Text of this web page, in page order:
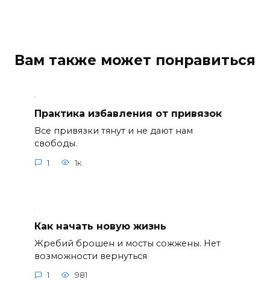
Вам также может понравиться
Практика избавления от привязок
Все привязки тянут и не дают нам
свободы.
1 1к.
Как начать новую жизнь
Жребий брошен и мосты сожжены. Нет
возможности вернуться
1 981